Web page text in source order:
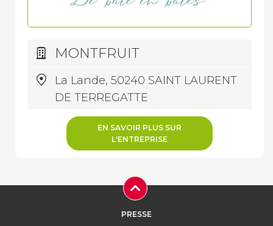
MONTFRUIT
La Lande, 50240 SAINT LAURENT
DE TERREGATTE
EN SAVOIR PLUS SUR
L'ENTREPRISE
PRESSE